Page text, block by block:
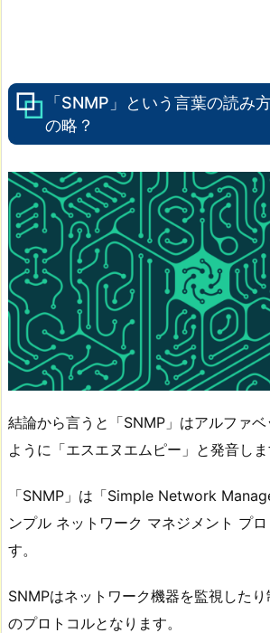
「SNMP」という言葉の読み
の略？
結論から言うと「SNMP」はアルファ
ように「エスエヌエムピー」と発音しま
「SNMP」は「Simple Network
ンプル ネットワーク マネジメント プ
す。
SNMPはネットワーク機器を監視した
のプロトコルとなります。